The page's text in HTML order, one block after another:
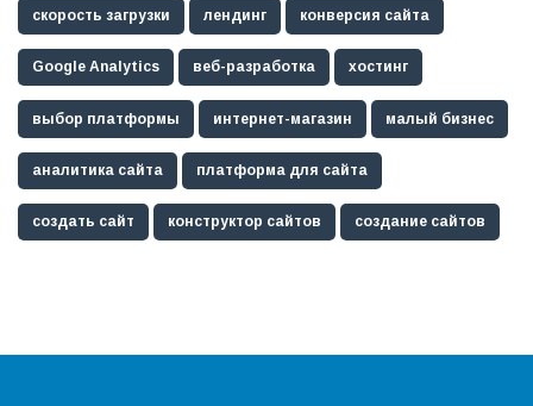
скорость загрузки лендинг конверсия сайта
Google Analytics веб-разработка хостинг
выбор платформы интернет-магазин малый бизнес
аналитика сайта платформа для сайта
создать сайт конструктор сайтов создание сайтов